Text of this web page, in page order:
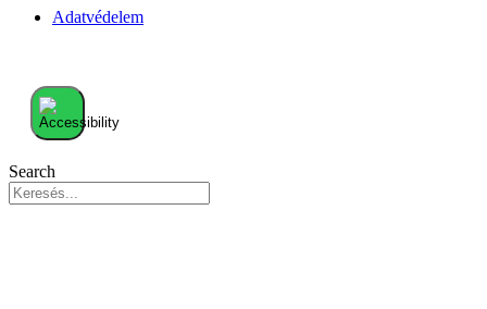
Adatvédelem
Search